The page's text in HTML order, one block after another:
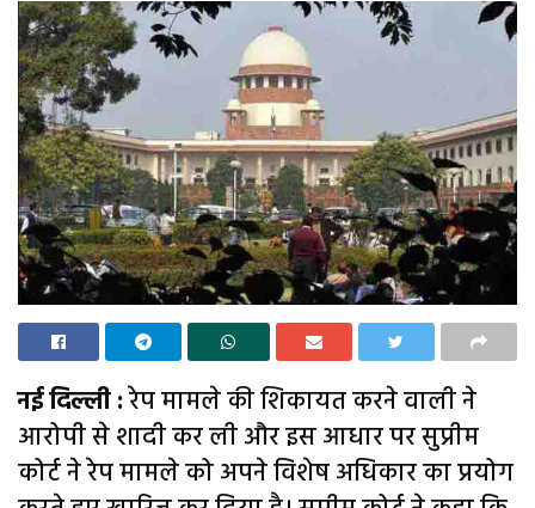
नई दिल्ली :रेप मामले की शिकायत करने वाली ने
आरोपी से शादी कर ली और इस आधार पर सुप्रीम
कोर्ट ने रेप मामले को अपने विशेष अधिकार का प्रयोग